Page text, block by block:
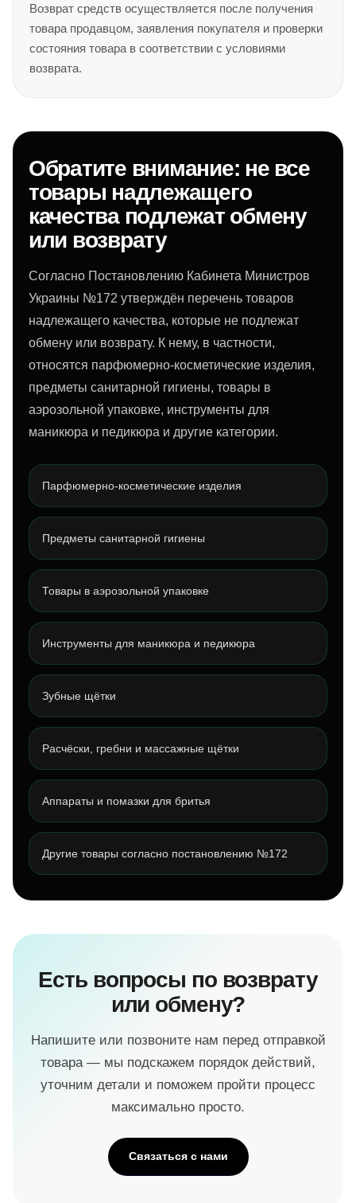
Возврат средств осуществляется после получения
товара продавцом, заявления покупателя и проверки
состояния товара в соответствии с условиями
возврата.
Обратите внимание: не все
товары надлежащего
качества подлежат обмену
или возврату
Согласно Постановлению Кабинета Министров
Украины №172 утверждён перечень товаров
надлежащего качества, которые не подлежат
обмену или возврату. К нему, в частности,
относятся парфюмерно-косметические изделия,
предметы санитарной гигиены, товары в
аэрозольной упаковке, инструменты для
маникюра и педикюра и другие категории.
Парфюмерно-косметические изделия
Предметы санитарной гигиены
Товары в аэрозольной упаковке
Инструменты для маникюра и педикюра
Зубные щётки
Расчёски, гребни и массажные щётки
Аппараты и помазки для бритья
Другие товары согласно постановлению №172
Есть вопросы по возврату
или обмену?
Напишите или позвоните нам перед отправкой
товара — мы подскажем порядок действий,
уточним детали и поможем пройти процесс
максимально просто.
Связаться с нами